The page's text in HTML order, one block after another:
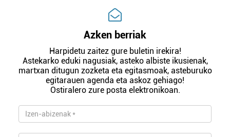
Azken berriak
Harpidetu zaitez gure buletin irekira!
Astekarko eduki nagusiak, asteko albiste ikusienak,
martxan ditugun zozketa eta egitasmoak, asteburuko
egitarauen agenda eta askoz gehiago!
Ostiralero zure posta elektronikoan.